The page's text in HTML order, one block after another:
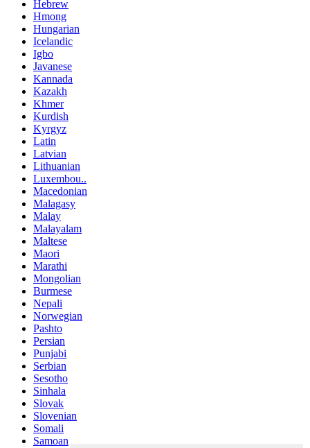
Hebrew
Hmong
Hungarian
Icelandic
Igbo
Javanese
Kannada
Kazakh
Khmer
Kurdish
Kyrgyz
Latin
Latvian
Lithuanian
Luxembou..
Macedonian
Malagasy
Malay
Malayalam
Maltese
Maori
Marathi
Mongolian
Burmese
Nepali
Norwegian
Pashto
Persian
Punjabi
Serbian
Sesotho
Sinhala
Slovak
Slovenian
Somali
Samoan